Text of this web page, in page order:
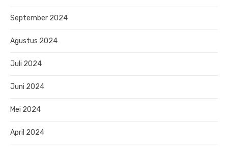
September 2024
Agustus 2024
Juli 2024
Juni 2024
Mei 2024
April 2024